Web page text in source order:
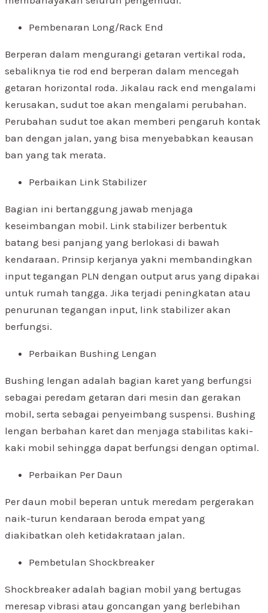
Pembenaran Long/Rack End
Berperan dalam mengurangi getaran vertikal roda,
sebaliknya tie rod end berperan dalam mencegah
getaran horizontal roda. Jikalau rack end mengalami
kerusakan, sudut toe akan mengalami perubahan.
Perubahan sudut toe akan memberi pengaruh kontak
ban dengan jalan, yang bisa menyebabkan keausan
ban yang tak merata.
Perbaikan Link Stabilizer
Bagian ini bertanggung jawab menjaga
keseimbangan mobil. Link stabilizer berbentuk
batang besi panjang yang berlokasi di bawah
kendaraan. Prinsip kerjanya yakni membandingkan
input tegangan PLN dengan output arus yang dipakai
untuk rumah tangga. Jika terjadi peningkatan atau
penurunan tegangan input, link stabilizer akan
berfungsi.
Perbaikan Bushing Lengan
Bushing lengan adalah bagian karet yang berfungsi
sebagai peredam getaran dari mesin dan gerakan
mobil, serta sebagai penyeimbang suspensi. Bushing
lengan berbahan karet dan menjaga stabilitas kaki-
kaki mobil sehingga dapat berfungsi dengan optimal.
Perbaikan Per Daun
Per daun mobil beperan untuk meredam pergerakan
naik-turun kendaraan beroda empat yang
diakibatkan oleh ketidakrataan jalan.
Pembetulan Shockbreaker
Shockbreaker adalah bagian mobil yang bertugas
meresap vibrasi atau goncangan yang berlebihan